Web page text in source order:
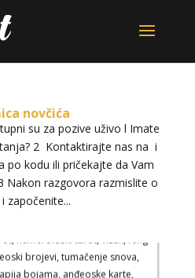
novčića
su za pozive uživo l Imate
2 Kontaktirajte nas na i
kodu ili pričekajte da Vam
Nakon razgovora razmislite o
započenite...
/ Kod 151
je zauzet
brojevi, tumačenje snova,
bojama, anđeoske karte,